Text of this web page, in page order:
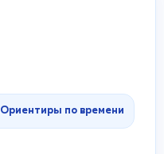
Ориентиры по времени